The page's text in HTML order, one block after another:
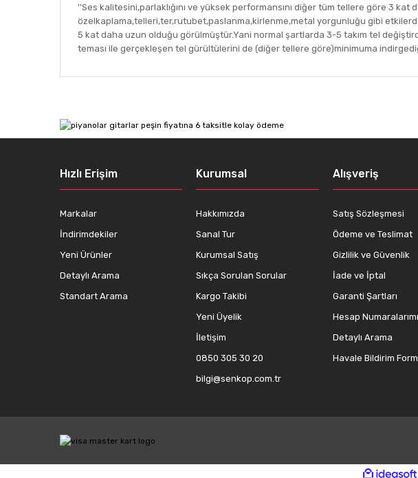
’’Ses kalitesini,parlaklığını ve yüksek performansını diğer tüm tellere göre 3
özelkaplama,telleri,ter,rutubet,paslanma,kirlenme,metal yorgunluğu gibi
5 kat daha uzun olduğu görülmüştür.Yani normal şartlarda 3-5 takım tel
teması ile gerçekleşen tel gürültülerini de (diğer tellere göre)minimuma
Görüş ve önerileriniz için teşekkür ederiz.
Ürün açıklamasında eksik bilgiler bulunuyor.
Ürün fiyatı diğer sitelerden daha pahalı.
Hızlı Erişim
Markalar
İndirimdekiler
Yeni Ürünler
Detaylı Arama
Standart Arama
Kurumsal
Hakkımızda
Sanal Tur
Kurumsal Satış
Sıkça Sorulan Sorular
Kargo Takibi
Yeni Üyelik
İletişim
0850 305 30 20
bilgi@senkop.com.tr
Alışveriş
Satış Sözleşmesi
Ödeme ve Teslimat
Gizlilik ve Güvenlik
İade ve İptal
Garanti Şartları
Hesap
Detaylı Arama
Havale Bildirim